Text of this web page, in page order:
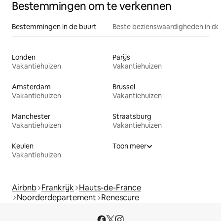
Bestemmingen om te verkennen
Bestemmingen in de buurt Beste bezienswaardigheden in
Londen
Vakantiehuizen
Parijs
Vakantiehuizen
Amsterdam
Vakantiehuizen
Brussel
Vakantiehuizen
Manchester
Vakantiehuizen
Straatsburg
Vakantiehuizen
Keulen
Vakantiehuizen
Toon meer
Airbnb Frankrijk Hauts-de-France
Noorderdepartement Renescure